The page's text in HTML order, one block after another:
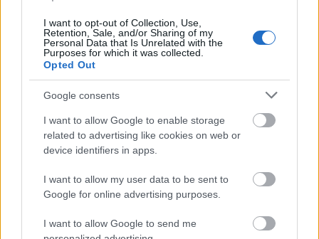
I want to opt-out of Collection, Use,
Retention, Sale, and/or Sharing of my
Personal Data that Is Unrelated with the
Purposes for which it was collected.
Opted Out
Google consents
I want to allow Google to enable storage
related to advertising like cookies on web or
device identifiers in apps.
I want to allow my user data to be sent to
Google for online advertising purposes.
I want to allow Google to send me
Η Εθνική κατέγραψε έσοδα από τόκους 541 εκατ.
ευρώ (-1,3%), η Eurobank 664 (+4%), η Πειραιώς
481 εκατ. ευρώ (σταθερά), η Κύπρου 181εκατ.
ευρώ (-3%) και η Optima Bank 62 εκατ. ευρώ
(+25%).
Τα έσοδα από τις προμήθειες αυξήθηκαν κατά